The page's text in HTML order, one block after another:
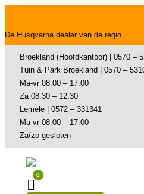
De Husqvarna dealer van de regio
Broekland (Hoofdkantoor) | 0570 –
Tuin & Park Broekland | 0570 –
Ma-vr 08:00 – 17:00
Za 08:30 – 12:30
Lemele | 0572 – 331341
Ma-vr 08:00 – 17:00
Za/zo gesloten
Winkelwagen
0